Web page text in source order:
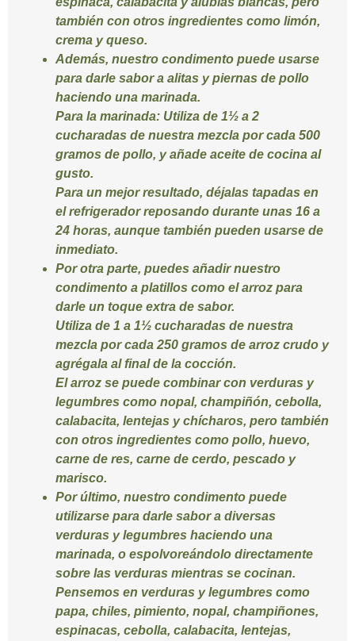
también con otros ingredientes como limón,
crema y queso.
Además, nuestro condimento puede usarse
para darle sabor a alitas y piernas de pollo
haciendo una marinada.
Para la marinada: Utiliza de 1½ a 2
cucharadas de nuestra mezcla por cada 500
gramos de pollo, y añade aceite de cocina al
gusto.
Para un mejor resultado, déjalas tapadas en
el refrigerador reposando durante unas 16 a
24 horas, aunque también pueden usarse de
inmediato.
Por otra parte, puedes añadir nuestro
condimento a platillos como el arroz para
darle un toque extra de sabor.
Utiliza de 1 a 1½ cucharadas de nuestra
mezcla por cada 250 gramos de arroz crudo y
agrégala al final de la cocción.
El arroz se puede combinar con verduras y
legumbres como nopal, champiñón, cebolla,
calabacita, lentejas y chícharos, pero también
con otros ingredientes como pollo, huevo,
carne de res, carne de cerdo, pescado y
marisco.
Por último, nuestro condimento puede
utilizarse para darle sabor a diversas
verduras y legumbres haciendo una
marinada, o espolvoreándolo directamente
sobre las verduras mientras se cocinan.
Pensemos en verduras y legumbres como
papa, chiles, pimiento, nopal, champiñones,
espinacas, cebolla, calabacita, lentejas,